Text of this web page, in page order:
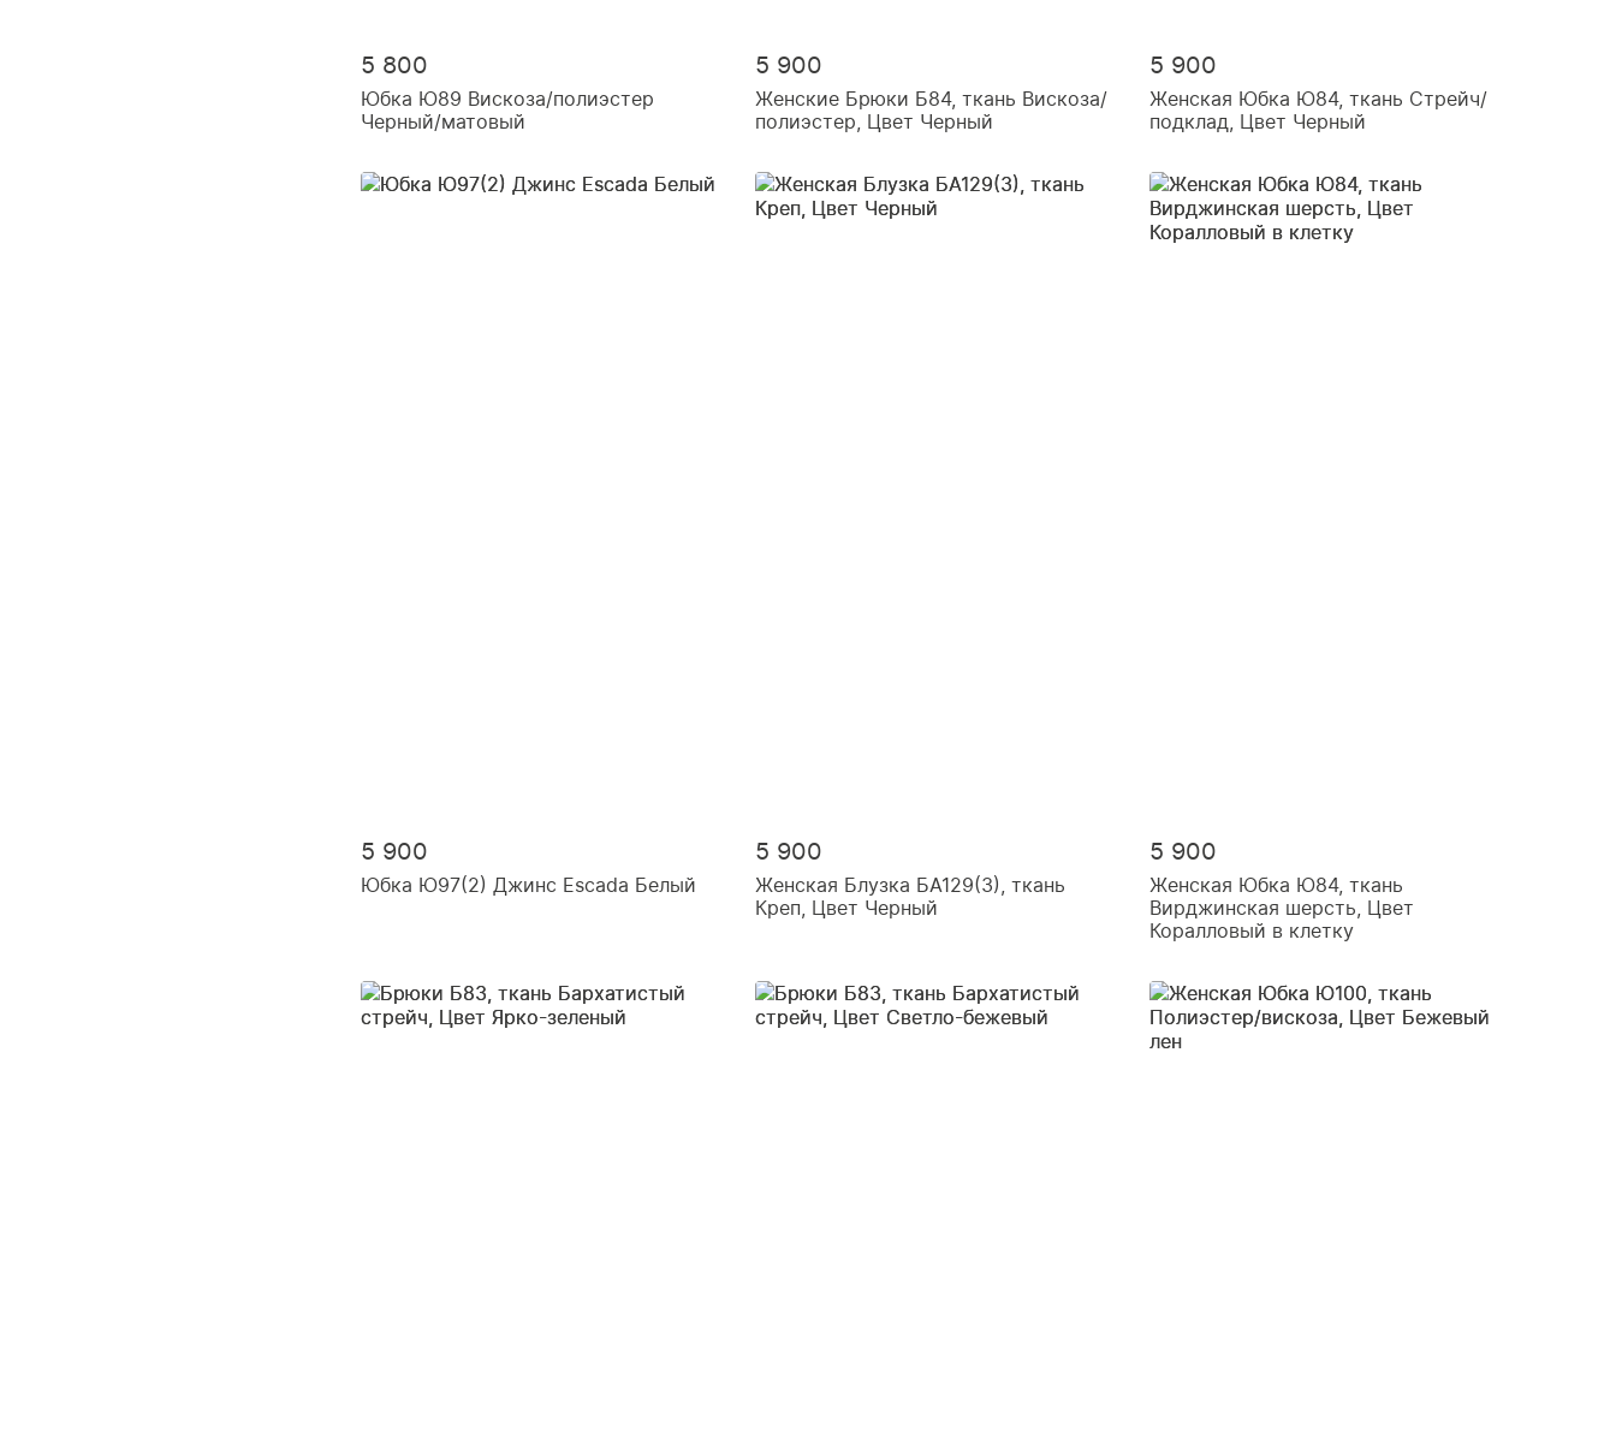
5 800
Юбка Ю89 Вискоза/полиэстер
Черный/матовый
5 900
Женские Брюки Б84, ткань Вискоза/
полиэстер, Цвет Черный
5 900
Женская Юбка Ю84, ткань Стрейч/
подклад, Цвет Черный
5 900
Юбка Ю97(2) Джинс Escada Белый
5 900
Женская Блузка БА129(3), ткань
Креп, Цвет Черный
5 900
Женская Юбка Ю84, ткань
Вирджинская шерсть, Цвет
Коралловый в клетку